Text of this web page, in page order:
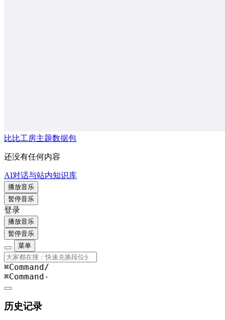
比比工房主题数据包
还没有任何内容
AI对话与站内知识库
播放音乐
暂停音乐
登录
播放音乐
暂停音乐
菜单
⌘Command /
⌘Command -
历史记录